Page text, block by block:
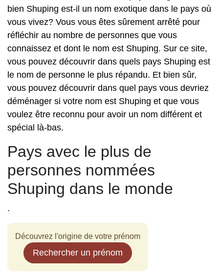
bien Shuping est-il un nom exotique dans le pays où
vous vivez? Vous vous êtes sûrement arrêté pour
réfléchir au nombre de personnes que vous
connaissez et dont le nom est Shuping. Sur ce site,
vous pouvez découvrir dans quels pays Shuping est
le nom de personne le plus répandu. Et bien sûr,
vous pouvez découvrir dans quel pays vous devriez
déménager si votre nom est Shuping et que vous
voulez être reconnu pour avoir un nom différent et
spécial là-bas.
Pays avec le plus de
personnes nommées
Shuping dans le monde
.
Découvrez l'origine de votre prénom
Rechercher un prénom